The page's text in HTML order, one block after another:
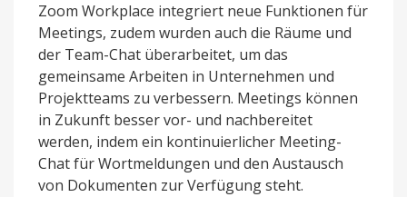
Zoom Workplace integriert neue Funktionen für
Meetings, zudem wurden auch die Räume und
der Team-Chat überarbeitet, um das
gemeinsame Arbeiten in Unternehmen und
Projektteams zu verbessern. Meetings können
in Zukunft besser vor- und nachbereitet
werden, indem ein kontinuierlicher Meeting-
Chat für Wortmeldungen und den Austausch
von Dokumenten zur Verfügung steht.